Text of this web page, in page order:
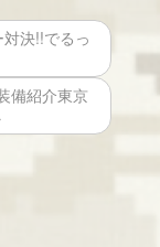
決!!でるっ
備紹介東京